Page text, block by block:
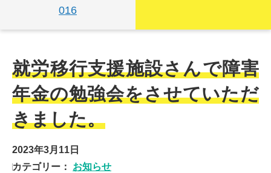
就労移行支援施設さんで障害
年金の勉強会をさせていただ
きました。
2023年3月11日
カテゴリー： お知らせ